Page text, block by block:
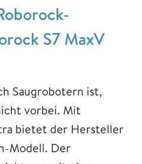
S7 MaxV
Saugrobotern ist,
vorbei. Mit
bietet der Hersteller
Modell. Der